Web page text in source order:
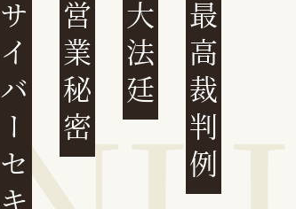
営業秘密 大法廷 最高裁判例